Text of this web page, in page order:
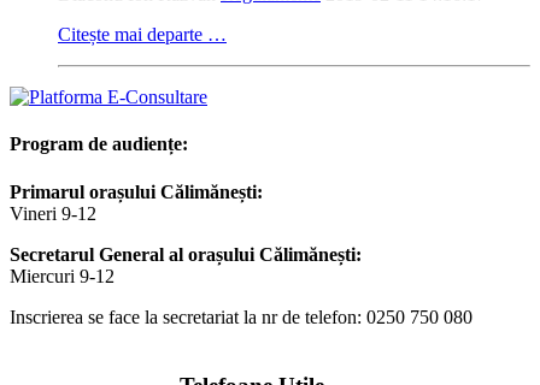
Citește mai departe …
Program de audiențe:
Primarul orașului Călimănești:
Vineri 9-12
Secretarul General al orașului Călimănești:
Miercuri 9-12
Inscrierea se face la secretariat la nr de telefon: 0250 750 080